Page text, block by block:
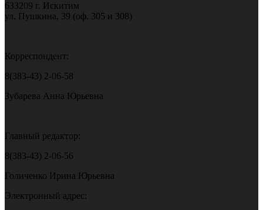
633209 г. Искитим
ул. Пушкина, 39 (оф. 305 и 308)
Корреспондент:
8(383-43) 2-06-58
Зубарева Анна Юрьевна
Главный редактор:
8(383-43) 2-06-56
Голиченко Ирина Юрьевна
Электронный адрес: